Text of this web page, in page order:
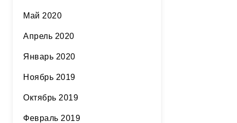
Май 2020
Апрель 2020
Январь 2020
Ноябрь 2019
Октябрь 2019
Февраль 2019